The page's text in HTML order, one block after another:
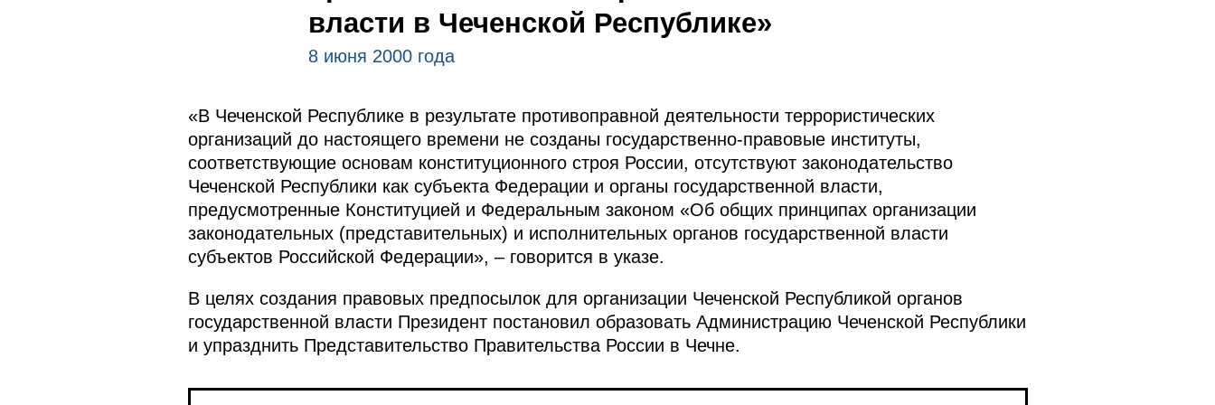
власти в Чеченской Республике»
8 июня 2000 года
«В Чеченской Республике в результате противоправной деятельности террористических
организаций до настоящего времени не созданы государственно-правовые институты,
соответствующие основам конституционного строя России, отсутствуют законодательство
Чеченской Республики как субъекта Федерации и органы государственной власти,
предусмотренные Конституцией и Федеральным законом «Об общих принципах организации
законодательных (представительных) и исполнительных органов государственной власти
субъектов Российской Федерации», – говорится в указе.
В целях создания правовых предпосылок для организации Чеченской Республикой органов
государственной власти Президент постановил образовать Администрацию Чеченской Республики
и упразднить Представительство Правительства России в Чечне.